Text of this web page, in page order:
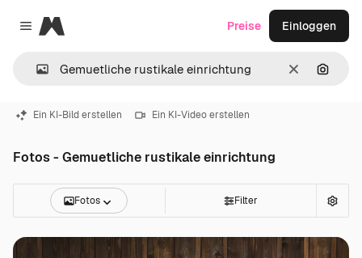
Close menu
Magnific
LöschenNach
Preise Einloggen
Ein KI-Bild erstellen Ein KI-Video erstellen
Fotos - Gemuetliche rustikale einrichtung
Fotos Filter